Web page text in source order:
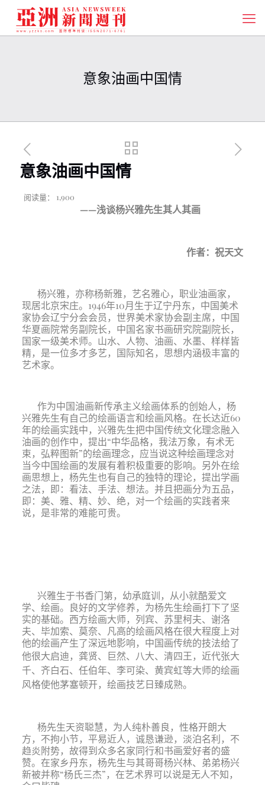
意象油画中国情
意象油画中国情
阅读量： 1,900
——浅谈杨兴雅先生其人其画
作者：祝天文
杨兴雅，亦称杨新雅，艺名雅心，职业油画家，
现居北京宋庄。1946年10月生于辽宁丹东，中国美术
家协会辽宁分会会员，世界美术家协会副主席，中国
华夏画院常务副院长，中国名家书画研究院副院长，
国家一级美术师。山水、人物、油画、水墨、样样皆
精，是一位多才多艺，国际知名，思想内涵极丰富的
艺术家。
作为中国油画新传承主义绘画体系的创始人，杨
兴雅先生有自己的绘画语言和绘画风格。在长达近60
年的绘画实践中，兴雅先生把中国传统文化理念融入
油画的创作中，提出“中华品格，我法万象，有术无
束，弘粹图新”的绘画理念，应当说这种绘画理念对
当今中国绘画的发展有着积极重要的影响。另外在绘
画思想上，杨先生也有自己的独特的理论，提出学画
之法，即：看法、手法、想法。并且把画分为五品，
即：美、雅、精、妙、绝，对一个绘画的实践者来
说，是非常的难能可贵。
兴雅生于书香门第，幼承庭训，从小就酷爱文
学、绘画。良好的文学修养，为杨先生绘画打下了坚
实的基础。西方绘画大师，列宾、苏里柯夫、谢洛
夫、毕加索、莫奈、凡高的绘画风格在很大程度上对
他的绘画产生了深远地影响，中国画传统的技法给了
他很大启迪，龚贤、巨然、八大、清四王，近代张大
千、齐白石、任伯年、李可染、黄宾虹等大师的绘画
风格使他茅塞顿开，绘画技艺日臻成熟。
杨先生天资聪慧，为人纯朴善良，性格开朗大
方，不拘小节，平易近人，诚恳谦逊，淡泊名利，不
趋炎附势，故得到众多名家同行和书画爱好者的盛
赞。在家乡丹东，杨先生与其哥哥杨兴林、弟弟杨兴
新被并称“杨氏三杰”，在艺术界可以说是无人不知，